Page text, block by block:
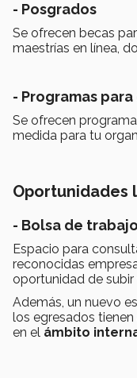
- Posgrados
Se ofrecen becas
maestrías en línea,
- Programas
Se ofrecen
medida para tu
Oportunidades
- Bolsa de trabajo
Espacio para
reconocidas
oportunidad de
Además, un nuevo
los egresados
en el ámbito